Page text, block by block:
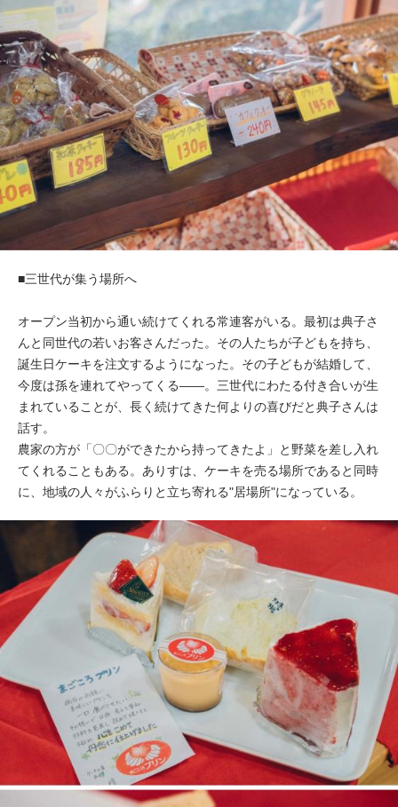
■三世代が集う場所へ
オープン当初から通い続けてくれる常連客がいる。最初は典子さ
んと同世代の若いお客さんだった。その人たちが子どもを持ち、
誕生日ケーキを注文するようになった。その子どもが結婚して、
今度は孫を連れてやってくる——。三世代にわたる付き合いが生
まれていることが、長く続けてきた何よりの喜びだと典子さんは
話す。
農家の方が「〇〇ができたから持ってきたよ」と野菜を差し入れ
てくれることもある。ありすは、ケーキを売る場所であると同時
に、地域の人々がふらりと立ち寄れる"居場所"になっている。